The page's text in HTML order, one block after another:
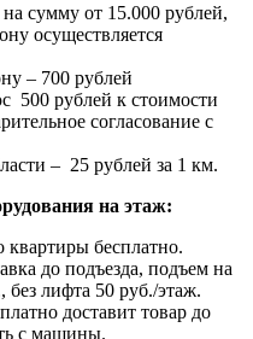
сумму от 15.000 рублей,
осуществляется
– 700 рублей
500 рублей к стоимости
согласование с
– 25 рублей за 1 км.
на этаж:
квартиры бесплатно.
до подъезда, подъем на
лифта 50 руб./этаж.
доставит товар до
с машины.